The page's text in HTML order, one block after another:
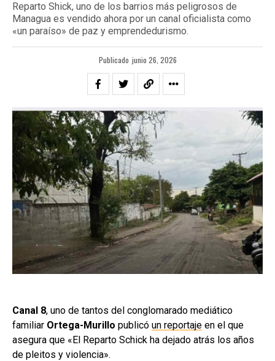
Reparto Shick, uno de los barrios más peligrosos de
Managua es vendido ahora por un canal oficialista como
«un paraíso» de paz y emprendedurismo.
Publicado junio 26, 2026
Canal 8, uno de tantos del conglomarado mediático
familiar Ortega-Murillo publicó un reportaje en el que
asegura que «El Reparto Schick ha dejado atrás los años
de pleitos y violencia».